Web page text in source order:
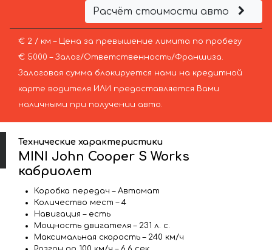
Расчёт стоимости авто
€ 2 / км – Цена за превышение лимита по пробегу
€ 5000 – Залог/Ответственность/Франшиза.
Залоговая сумма блокируется нами на кредитной
карте водителя ИЛИ предоставляется Вами
наличными при получении авто.
Технические характеристики
MINI John Cooper S Works
кабриолет
Коробка передач – Автомат
Количество мест – 4
Навигация – есть
Мощность двигателя – 231 л. с.
Максимальная скорость – 240 км/ч